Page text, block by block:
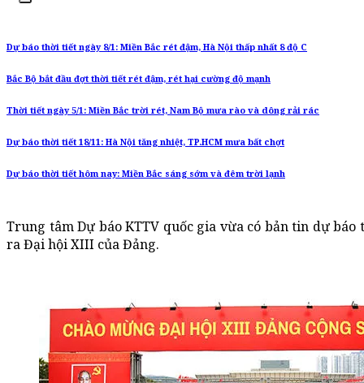
Dự báo thời tiết ngày 8/1: Miền Bắc rét đậm, Hà Nội thấp nhất 8 độ C
Bắc Bộ bắt đầu đợt thời tiết rét đậm, rét hại cường độ mạnh
Thời tiết ngày 5/1: Miền Bắc trời rét, Nam Bộ mưa rào và dông rải rác
Dự báo thời tiết 18/11: Hà Nội tăng nhiệt, TP.HCM mưa bất chợt
Dự báo thời tiết hôm nay: Miền Bắc sáng sớm và đêm trời lạnh
Trung tâm Dự báo KTTV quốc gia vừa có bản tin dự
ra Đại hội XIII của Đảng.